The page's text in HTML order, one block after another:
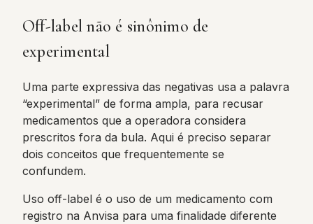
Off-label não é sinônimo de
experimental
Uma parte expressiva das negativas usa a palavra
“experimental” de forma ampla, para recusar
medicamentos que a operadora considera
prescritos fora da bula. Aqui é preciso separar
dois conceitos que frequentemente se
confundem.
Uso off-label é o uso de um medicamento com
registro na Anvisa para uma finalidade diferente